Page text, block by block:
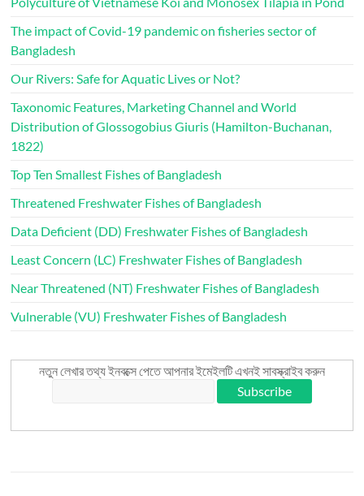
The impact of Covid-19 pandemic on fisheries sector of
Bangladesh
Our Rivers: Safe for Aquatic Lives or Not?
Taxonomic Features, Marketing Channel and World
Distribution of Glossogobius Giuris (Hamilton-Buchanan,
1822)
Top Ten Smallest Fishes of Bangladesh
Threatened Freshwater Fishes of Bangladesh
Data Deficient (DD) Freshwater Fishes of Bangladesh
Least Concern (LC) Freshwater Fishes of Bangladesh
Near Threatened (NT) Freshwater Fishes of Bangladesh
Vulnerable (VU) Freshwater Fishes of Bangladesh
নতুন লেখার তথ্য ইনবক্সে পেতে আপনার ইমেইলটি এখনই সাবস্ক্রাইব করুন